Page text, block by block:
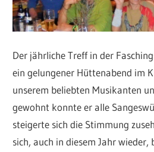
Der jährliche Treff in der
ein gelungener Hüttenabend im
unserem beliebten Musikanten
gewohnt konnte er alle
steigerte sich die Stimmung
sich, auch in diesem Jahr